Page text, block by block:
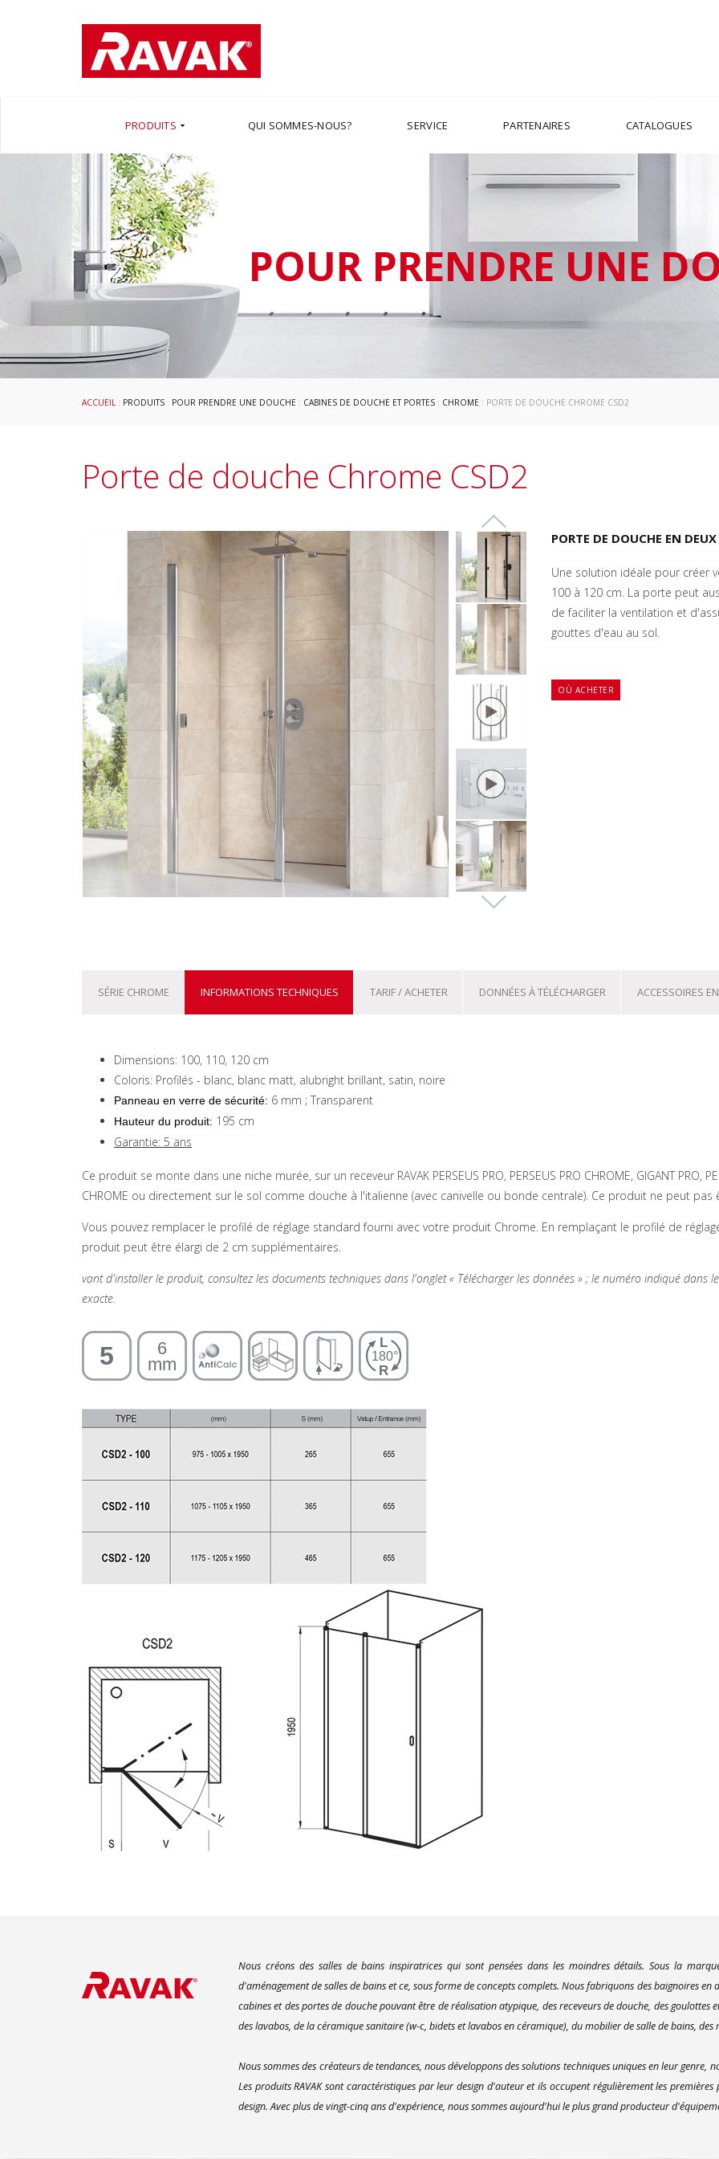
PRODUITS QUI SOMMES-NOUS? SERVICE PARTENAIRES CATALOGUES
POUR PRENDRE UNE
ACCUEIL : PRODUITS : POUR PRENDRE UNE DOUCHE : CABINES DE DOUCHE ET PORTES : CHROME : PORTE DE DOUCHE CHROME CSD2
Porte de douche Chrome CSD2
PORTE DE DOUCHE EN
Une solution idéale pour créer
100 à 120 cm. La porte peut
de faciliter la ventilation et
gouttes d'eau au sol.
OÙ ACHETER
SÉRIE CHROME INFORMATIONS TECHNIQUES TARIF / ACHETER DONNÉES À TÉLÉCHARGER ACCESSOIRES
Dimensions: 100, 110, 120 cm
Coloris: Profilés - blanc, blanc matt, alubright brillant, satin, noire
Panneau en verre de sécurité: 6 mm ; Transparent
Hauteur du produit: 195 cm
Garantie: 5 ans
Ce produit se monte dans une niche murée, sur un receveur RAVAK PERSEUS PRO, PERSEUS PRO CHROME, GIGANT PRO,
CHROME ou directement sur le sol comme douche à l'italienne (avec canivelle ou bonde centrale). Ce produit ne peut pas
Vous pouvez remplacer le profilé de réglage standard fourni avec votre produit Chrome. En remplaçant le profilé de
produit peut être élargi de 2 cm supplémentaires.
vant d'installer le produit, consultez les documents techniques dans l'onglet « Télécharger les données » ; le numéro indiqué
exacte.
Nous créons des salles de bains inspiratrices qui sont pensées dans les moindres détails. Sous la
d'aménagement de salles de bains et ce, sous forme de concepts complets. Nous fabriquons des baignoires
cabines et des portes de douche pouvant être de réalisation atypique, des receveurs de douche, des
des lavabos, de la céramique sanitaire (w-c, bidets et lavabos en céramique), du mobilier de salle de bains,
Nous sommes des créateurs de tendances, nous développons des solutions techniques uniques en leur genre,
Les produits RAVAK sont caractéristiques par leur design d'auteur et ils occupent régulièrement les
design. Avec plus de vingt-cinq ans d'expérience, nous sommes aujourd'hui le plus grand producteur